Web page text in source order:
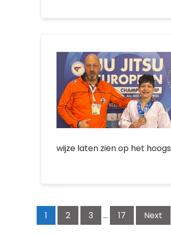
wijze laten zien op het
Posts
navigation
1 2 3 … 17 Next